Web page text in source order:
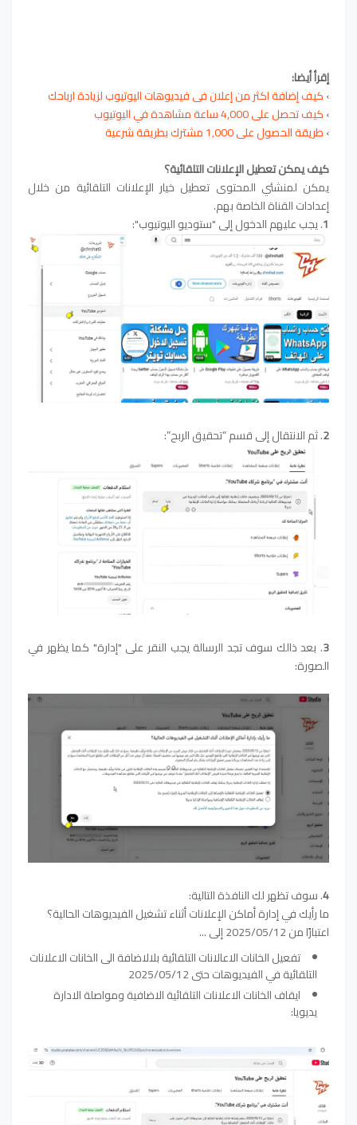
إقرأ أيضا:
›كيف إضافة اكثر من إعلان فى فيديوهات اليوتيوب لزيادة ارباحك
›كيف تحصل على 4,000 ساعة مشاهدة في اليوتيوب
›طريقة الحصول على 1,000 مشترك بطريقة شرعية
كيف يمكن تعطيل الإعلانات التلقائية؟
يمكن لمنشئي المحتوى تعطيل خيار الإعلانات التلقائية من خلال
إعدادات القناة الخاصة بهم.
1. يجب عليهم الدخول إلى "ستوديو اليوتيوب":
2. ثم الانتقال إلى قسم “تحقيق الربح”:
3. بعد ذالك سوف تجد الرسالة يجب النقر على "إدارة" كما يظهر في
الصورة:
4. سوف تظهر لك النافذة التالية:
ما رأيك في إدارة أماكن الإعلانات أثناء تشغيل الفيديوهات الحالية؟
اعتبارًا من 2025/05/12 إلى ...
تفعيل الخانات الاعالانات التلقائية بلالاضافة الى الخانات الاعلانات
التلقائية في الفيديوهات حتى 2025/05/12
ايقاف الخانات الاعلانات التلقائية الاضافية ومواصلة الادارة
يديويا: